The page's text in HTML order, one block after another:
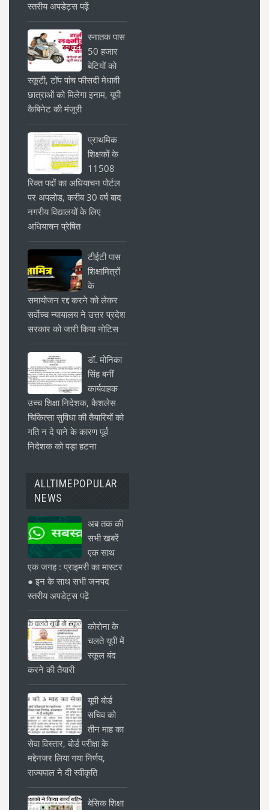
स्तरीय अपडेट्स पढ़ें
स्नातक पास
50 हजार
बेटियों को
स्कूटी, टॉप पांच फीसदी मेधावी
छात्राओं को मिलेगा इनाम, यूपी
कैबिनेट की मंजूरी
प्राथमिक
शिक्षकों के
11508
रिक्त पदों का अधियाचन पोर्टल
पर अपलोड, करीब 30 वर्ष बाद
नगरीय विद्यालयों के लिए
अधियाचन प्रेषित
टीईटी पास
शिक्षामित्रों
के
समायोजन रद्द करने को लेकर
सर्वोच्च न्यायालय ने उत्तर प्रदेश
सरकार को जारी किया नोटिस
डॉ. मोनिका
सिंह बनीं
कार्यवाहक
उच्च शिक्षा निदेशक, कैशलेस
चिकित्सा सुविधा की तैयारियों को
गति न दे पाने के कारण पूर्व
निदेशक को पड़ा हटना
ALLTIMEPOPULAR
NEWS
अब तक की
सभी खबरें
एक साथ
एक जगह : प्राइमरी का मास्टर
● इन के साथ सभी जनपद
स्तरीय अपडेट्स पढ़ें
कोरोना के
चलते यूपी में
स्कूल बंद
करने की तैयारी
यूपी बोर्ड
सचिव को
तीन माह का
सेवा विस्तार, बोर्ड परीक्षा के
मद्देनजर लिया गया निर्णय,
राज्यपाल ने दी स्वीकृति
बेसिक शिक्षा